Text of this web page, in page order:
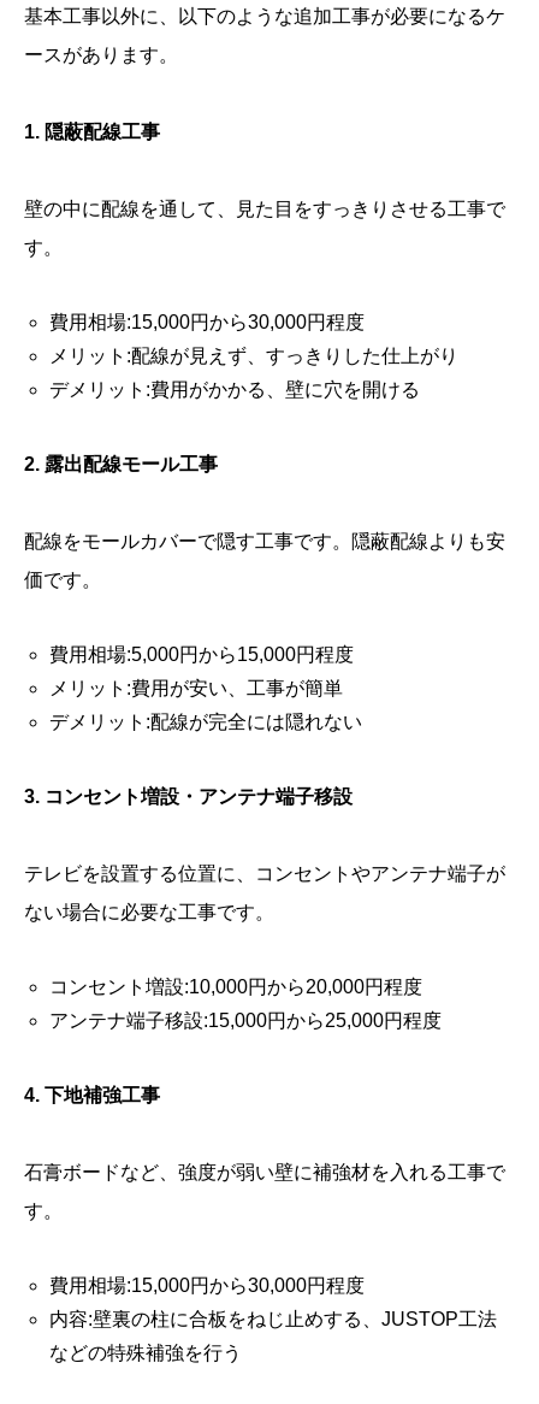
基本工事以外に、以下のような追加工事が必要になるケ
ースがあります。
1. 隠蔽配線工事
壁の中に配線を通して、見た目をすっきりさせる工事で
す。
費用相場:15,000円から30,000円程度
メリット:配線が見えず、すっきりした仕上がり
デメリット:費用がかかる、壁に穴を開ける
2. 露出配線モール工事
配線をモールカバーで隠す工事です。隠蔽配線よりも安
価です。
費用相場:5,000円から15,000円程度
メリット:費用が安い、工事が簡単
デメリット:配線が完全には隠れない
3. コンセント増設・アンテナ端子移設
テレビを設置する位置に、コンセントやアンテナ端子が
ない場合に必要な工事です。
コンセント増設:10,000円から20,000円程度
アンテナ端子移設:15,000円から25,000円程度
4. 下地補強工事
石膏ボードなど、強度が弱い壁に補強材を入れる工事で
す。
費用相場:15,000円から30,000円程度
内容:壁裏の柱に合板をねじ止めする、JUSTOP工法
などの特殊補強を行う